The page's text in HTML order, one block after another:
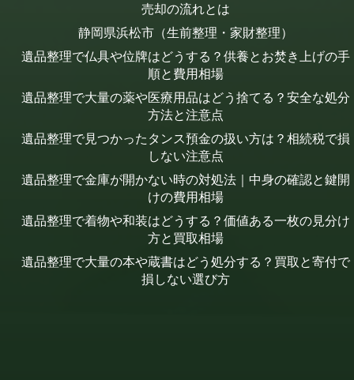
売却の流れとは
静岡県浜松市（生前整理・家財整理）
遺品整理で仏具や位牌はどうする？供養とお焚き上げの手
順と費用相場
遺品整理で大量の薬や医療用品はどう捨てる？安全な処分
方法と注意点
遺品整理で見つかったタンス預金の扱い方は？相続税で損
しない注意点
遺品整理で金庫が開かない時の対処法｜中身の確認と鍵開
けの費用相場
遺品整理で着物や和装はどうする？価値ある一枚の見分け
方と買取相場
遺品整理で大量の本や蔵書はどう処分する？買取と寄付で
損しない選び方